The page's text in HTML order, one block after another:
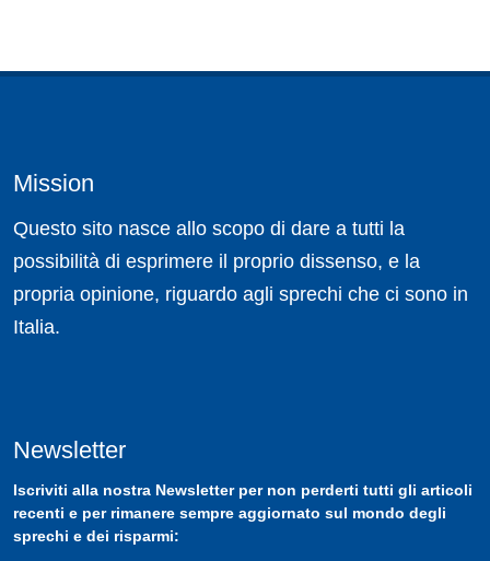
Mission
Questo sito nasce allo scopo di dare a tutti la
possibilità di esprimere il proprio dissenso, e la
propria opinione, riguardo agli sprechi che ci sono in
Italia.
Newsletter
Iscriviti alla nostra Newsletterper non perderti tutti gli articoli
recenti e per rimanere sempre aggiornato sul mondo degli
sprechi e dei risparmi: